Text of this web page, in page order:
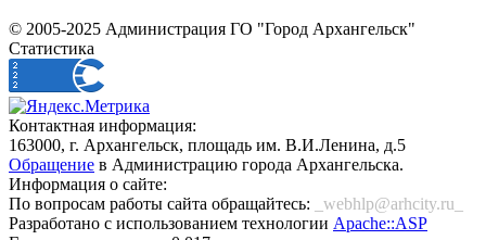
© 2005-2025 Администрация ГО "Город Архангельск"
Статистика
Контактная информация:
163000, г. Архангельск, площадь им. В.И.Ленина, д.5
Обращение в Администрацию города Архангельска.
Информация о сайте:
По вопросам работы сайта обращайтесь:
_webhlp@arhcity.ru_
Разработано с использованием технологии Apache::ASP